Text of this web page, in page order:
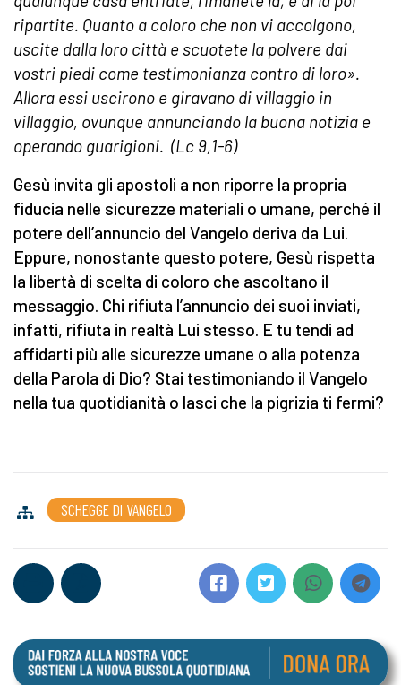
ripartite. Quanto a coloro che non vi accolgono,
uscite dalla loro città e scuotete la polvere dai
vostri piedi come testimonianza contro di loro».
Allora essi uscirono e giravano di villaggio in
villaggio, ovunque annunciando la buona notizia e
operando guarigioni. (Lc 9,1-6)
Gesù invita gli apostoli a non riporre la propria
fiducia nelle sicurezze materiali o umane, perché il
potere dell’annuncio del Vangelo deriva da Lui.
Eppure, nonostante questo potere, Gesù rispetta
la libertà di scelta di coloro che ascoltano il
messaggio. Chi rifiuta l’annuncio dei suoi inviati,
infatti, rifiuta in realtà Lui stesso. E tu tendi ad
affidarti più alle sicurezze umane o alla potenza
della Parola di Dio? Stai testimoniando il Vangelo
nella tua quotidianità o lasci che la pigrizia ti fermi?
SCHEGGE DI VANGELO